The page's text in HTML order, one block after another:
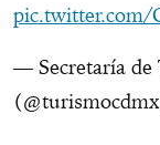
pic.twitter.com/
— Secretaría de